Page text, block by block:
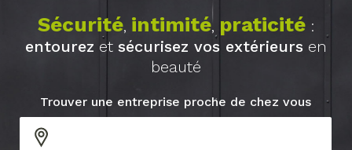
Sécurité, intimité, praticité:
entourez et sécurisez vos extérieurs en
beauté
Trouver une entreprise proche de chez vous